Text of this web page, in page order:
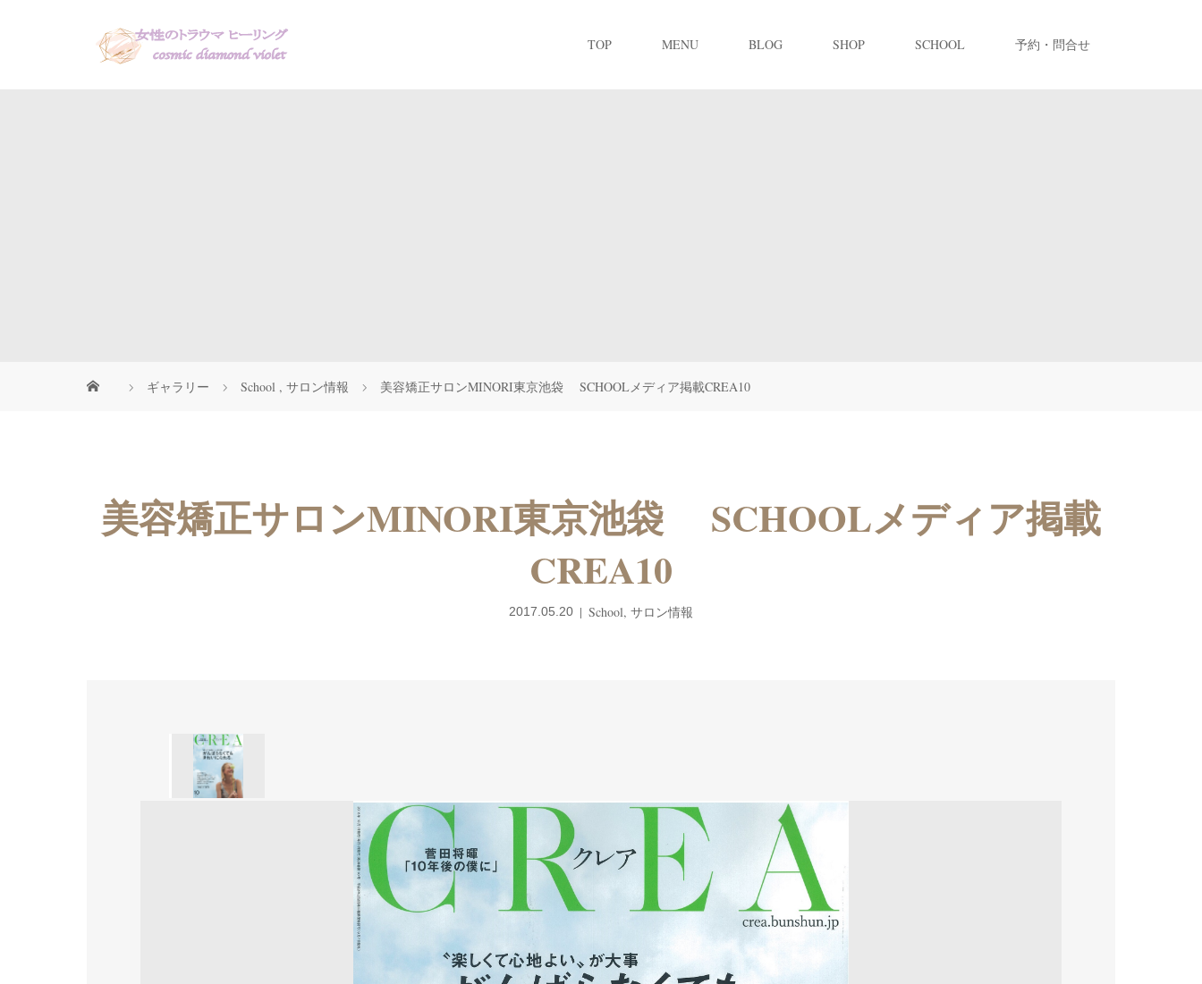
TOP MENU BLOG SHOP SCHOOL 予約・問合せ
ギャラリー School , サロン情報 美容矯正サロンMINORI東京池袋 SCHOOLメディア掲載CREA10
美容矯正サロンMINORI東京池袋 SCHOOLメディア掲載
CREA10
2017.05.20 School, サロン情報